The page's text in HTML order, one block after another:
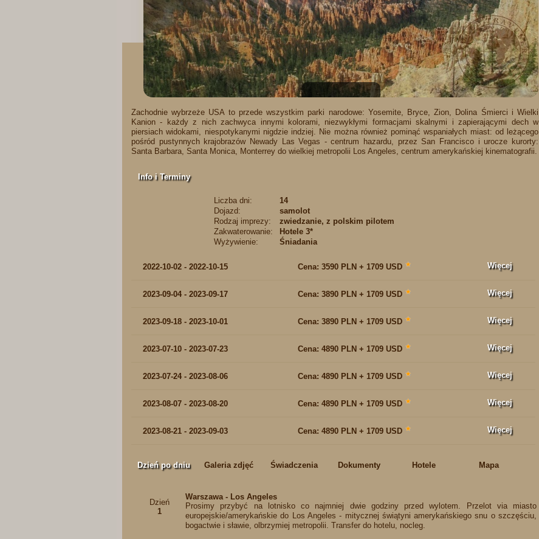
1 2 3 4 5 6
Zachodnie wybrzeże USA to przede wszystkim parki narodowe: Yosemite, Bryce, Zion, Dolina Śmierci i Wielki
Kanion - każdy z nich zachwyca innymi kolorami, niezwykłymi formacjami skalnymi i zapierającymi dech w
piersiach widokami, niespotykanymi nigdzie indziej. Nie można również pominąć wspaniałych miast: od leżącego
pośród pustynnych krajobrazów Newady Las Vegas - centrum hazardu, przez San Francisco i urocze kurorty:
Santa Barbara, Santa Monica, Monterrey do wielkiej metropolii Los Angeles, centrum amerykańskiej kinematografii.
Info i Terminy
Liczba dni:
14
Dojazd:
samolot
Rodzaj imprezy:
zwiedzanie, z polskim pilotem
Zakwaterowanie:
Hotele 3*
Wyżywienie:
Śniadania
2022-10-02 - 2022-10-15 Cena: 3590 PLN + 1709 USD ★ Więcej
2023-09-04 - 2023-09-17 Cena: 3890 PLN + 1709 USD ★ Więcej
2023-09-18 - 2023-10-01 Cena: 3890 PLN + 1709 USD ★ Więcej
2023-07-10 - 2023-07-23 Cena: 4890 PLN + 1709 USD ★ Więcej
2023-07-24 - 2023-08-06 Cena: 4890 PLN + 1709 USD ★ Więcej
2023-08-07 - 2023-08-20 Cena: 4890 PLN + 1709 USD ★ Więcej
2023-08-21 - 2023-09-03 Cena: 4890 PLN + 1709 USD ★ Więcej
Dzień po dniu Galeria zdjęć Świadczenia Dokumenty Hotele Mapa
Dzień
1
Warszawa - Los Angeles
Prosimy przybyć na lotnisko co najmniej dwie godziny przed wylotem. Przelot via miasto
europejskie/amerykańskie do Los Angeles - mitycznej świątyni amerykańskiego snu o szczęściu,
bogactwie i sławie, olbrzymiej metropolii. Transfer do hotelu, nocleg.